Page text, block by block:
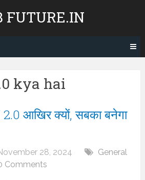
FUTURE.IN
kya hai
आखिर क्यों, सबका बनेगा
28, 2024
General
Comments